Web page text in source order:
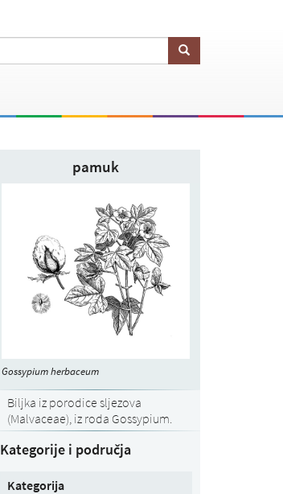
pamuk
Gossypium herbaceum
Biljka iz porodice sljezova
(Malvaceae), iz roda Gossypium.
Kategorije i područja
Kategorija